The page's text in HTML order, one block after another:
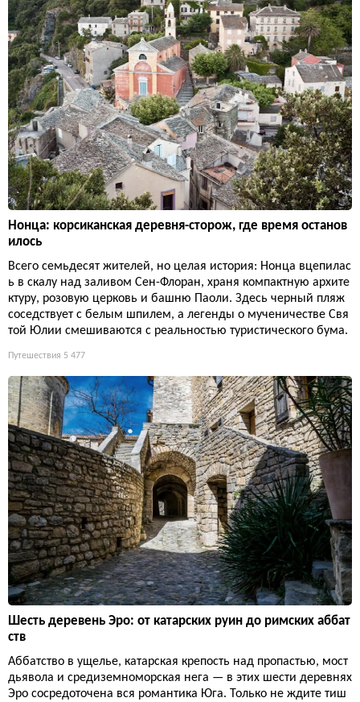
Нонца: корсиканская деревня-сторож, где время останов
илось
Всего семьдесят жителей, но целая история: Нонца вцепилас
ь в скалу над заливом Сен-Флоран, храня компактную архите
ктуру, розовую церковь и башню Паоли. Здесь черный пляж
соседствует с белым шпилем, а легенды о мученичестве Свя
той Юлии смешиваются с реальностью туристического бума.
Путешествия 5 477
Шесть деревень Эро: от катарских руин до римских аббат
ств
Аббатство в ущелье, катарская крепость над пропастью, мост
дьявола и средиземноморская нега — в этих шести деревнях
Эро сосредоточена вся романтика Юга. Только не ждите тиш